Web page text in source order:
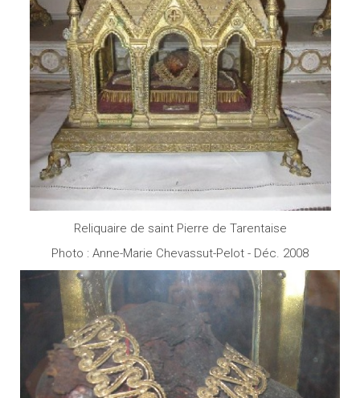
Reliquaire de saint Pierre de Tarentaise
Photo : Anne-Marie Chevassut-Pelot - Déc. 2008